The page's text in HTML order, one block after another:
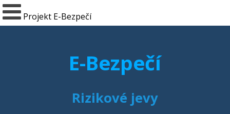
Projekt E-Bezpečí
E-Bezpečí
Rizikové jevy